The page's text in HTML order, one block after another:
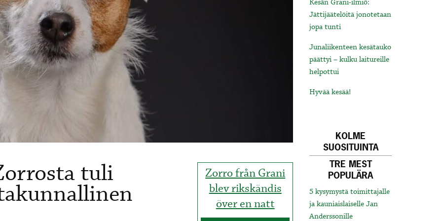
Zorro från Grani
blev rikskändis
över en natt
tuli
Kesän Grani-ilmiö:
Jättijäätelöitä jonotetaan
jopa tunti
Junaliikenteen kesätauko
päättyi – kulku laitureille
helpottui
Hyvää kesää!
KOLME
SUOSITUINTA
TRE MEST
POPULÄRA
5 kysymystä toimittajalle
ja kauniaislaiselle Jan
Anderssonille